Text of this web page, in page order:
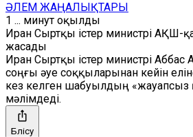
ӘЛЕМ ЖАҢАЛЫҚТАРЫ
1 ... минут оқылды
Иран Сыртқы істер министрі АҚШ-
жасады
Иран Сыртқы істер министрі
соңғы әуе соққыларынан кейін
кез келген шабуылдың «жауапсыз
мәлімдеді.
Бөлісу